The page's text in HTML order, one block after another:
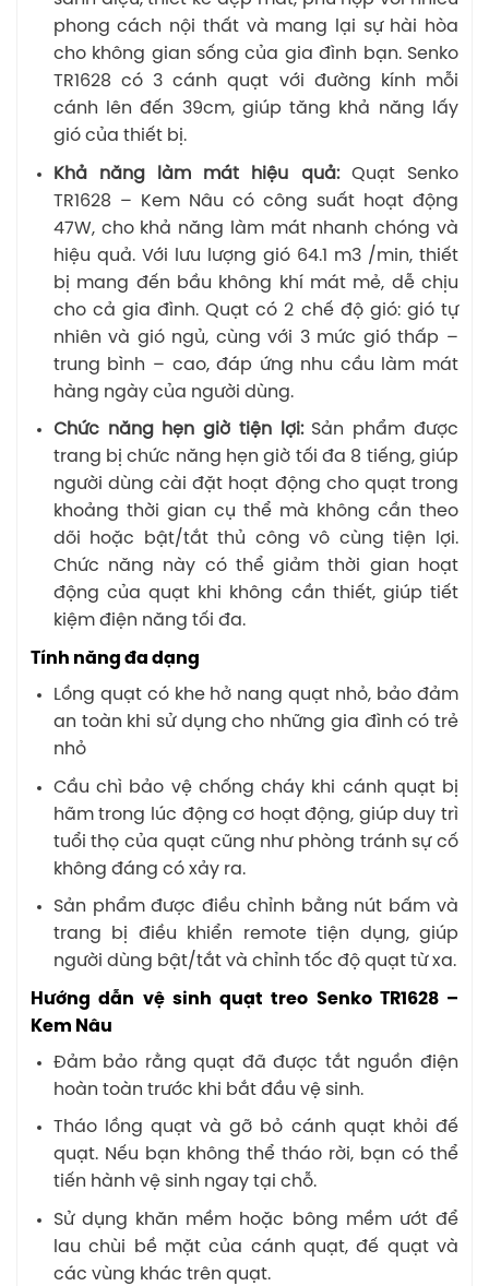
phong cách nội thất và mang lại sự hài hòa
cho không gian sống của gia đình bạn. Senko
TR1628 có 3 cánh quạt với đường kính mỗi
cánh lên đến 39cm, giúp tăng khả năng lấy
gió của thiết bị.
Khả năng làm mát hiệu quả: Quạt Senko
TR1628 – Kem Nâu có công suất hoạt động
47W, cho khả năng làm mát nhanh chóng và
hiệu quả. Với lưu lượng gió 64.1 m3 /min, thiết
bị mang đến bầu không khí mát mẻ, dễ chịu
cho cả gia đình. Quạt có 2 chế độ gió: gió tự
nhiên và gió ngủ, cùng với 3 mức gió thấp –
trung bình – cao, đáp ứng nhu cầu làm mát
hàng ngày của người dùng.
Chức năng hẹn giờ tiện lợi: Sản phẩm được
trang bị chức năng hẹn giờ tối đa 8 tiếng, giúp
người dùng cài đặt hoạt động cho quạt trong
khoảng thời gian cụ thể mà không cần theo
dõi hoặc bật/tắt thủ công vô cùng tiện lợi.
Chức năng này có thể giảm thời gian hoạt
động của quạt khi không cần thiết, giúp tiết
kiệm điện năng tối đa.
Tính năng đa dạng
Lồng quạt có khe hở nang quạt nhỏ, bảo đảm
an toàn khi sử dụng cho những gia đình có trẻ
nhỏ
Cầu chì bảo vệ chống cháy khi cánh quạt bị
hãm trong lúc động cơ hoạt động, giúp duy trì
tuổi thọ của quạt cũng như phòng tránh sự cố
không đáng có xảy ra.
Sản phẩm được điều chỉnh bằng nút bấm và
trang bị điều khiển remote tiện dụng, giúp
người dùng bật/tắt và chỉnh tốc độ quạt từ xa.
Hướng dẫn vệ sinh quạt treo Senko TR1628 –
Kem Nâu
Đảm bảo rằng quạt đã được tắt nguồn điện
hoàn toàn trước khi bắt đầu vệ sinh.
Tháo lồng quạt và gỡ bỏ cánh quạt khỏi đế
quạt. Nếu bạn không thể tháo rời, bạn có thể
tiến hành vệ sinh ngay tại chỗ.
Sử dụng khăn mềm hoặc bông mềm ướt để
lau chùi bề mặt của cánh quạt, đế quạt và
các vùng khác trên quạt.